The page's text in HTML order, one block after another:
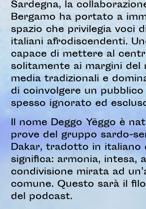
Sardegna, la
Bergamo ha portato a
spazio che privilegia voci
italiani afrodiscendenti.
capace di mettere al
solitamente ai margini del
media tradizionali e
di coinvolgere un
spesso ignorato ed
Il nome Deggo Yëggo è
prove del gruppo sardo-
Dakar, tradotto in italiano
significa: armonia, intesa,
condivisione mirata ad
comune. Questo sarà il
del podcast.